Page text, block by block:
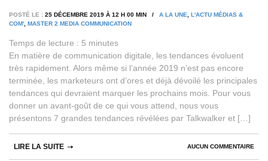
POSTÉ LE : 25 DÉCEMBRE 2019 À 12 H 00 MIN / A LA UNE
L'ACTU MÉDIAS &
COM' MASTER 2 MEDIA COMMUNICATION
Temps de lecture : 5 minutes
En matière de communication digitale, les tendances évoluent
très rapidement. Alors même si l’année 2019 n’est pas encore
terminée, les marketeurs ont d’ores et déjà dévoilé les principales
tendances qui devraient marquer les prochains mois. Pour vous
donner un avant-goût de ce qui vous attend, nous vous
présentons 7 grandes tendances révélées par Talkwalker et […]
AUCUN COMMENTAIRE
LIRE LA SUITE